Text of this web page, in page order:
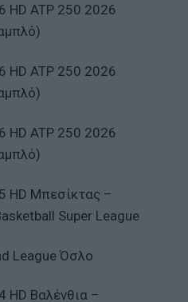
HD ATP 250 2026
HD ATP 250 2026
HD ATP 250 2026
HD Μπεσίκτας –
Super League
League Όσλο
HD Βαλένθια –